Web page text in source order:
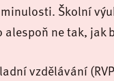
Školní
ne tak, jak
vzdělávání